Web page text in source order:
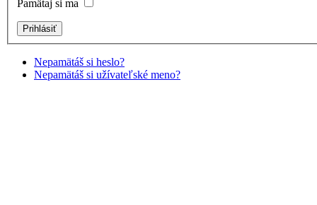
Pamätaj si ma
Nepamätáš si heslo?
Nepamätáš si užívateľské meno?